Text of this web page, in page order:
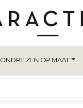
OP MAAT